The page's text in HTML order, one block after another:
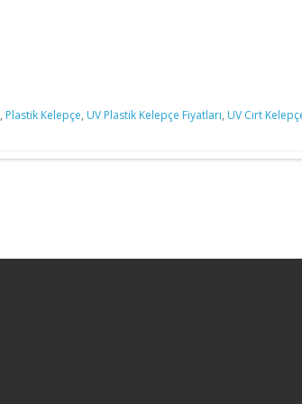
, Plastik Kelepçe, UV Plastik Kelepçe Fiyatları, UV Cırt